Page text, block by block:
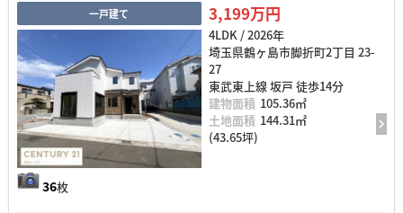
一戸建て
36枚
3,199万円
4LDK / 2026年
埼玉県鶴ヶ島市脚折町2丁目 23-
27
東武東上線 坂戸 徒歩14分
建物面積 105.36㎡
土地面積 144.31㎡
(43.65坪)